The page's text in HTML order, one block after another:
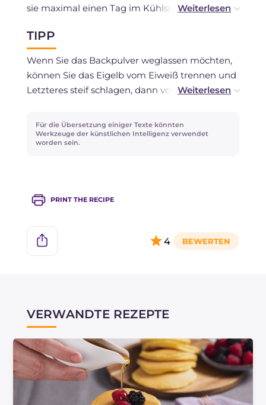
sie maximal einen Tag im Kühlschrank
Wenn Sie möchten, können Sie den Teig am
Abend vorher zubereiten und im Kühlschrank
aufbewahren.
TIPP
Wenn Sie das Backpulver weglassen möchten,
können Sie das Eigelb vom Eiweiß trennen und
Letzteres steif schlagen, dann vorsichtig unter
unten nach oben.
ohne Laktose
Für die Übersetzung einiger Texte könnten
Werkzeuge der künstlichen Intelligenz verwendet
worden sein.
PRINT THE RECIPE
4
VERWANDTE REZEPTE